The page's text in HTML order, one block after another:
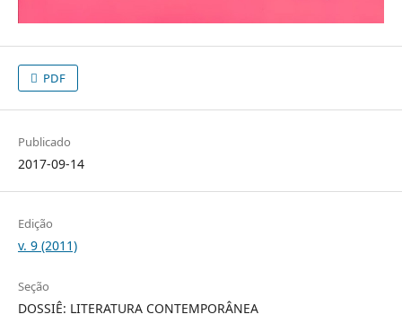
PDF
Publicado
2017-09-14
Edição
v. 9 (2011)
Seção
DOSSIÊ: LITERATURA CONTEMPORÂNEA